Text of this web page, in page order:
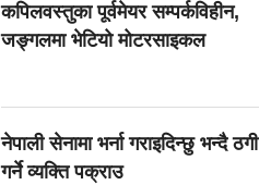
कपिलवस्तुका पूर्वमेयर सम्पर्कविहीन,
जङ्गलमा भेटियो मोटरसाइकल
नेपाली सेनामा भर्ना गराइदिन्छु भन्दै ठगी
गर्ने व्यक्ति पक्राउ